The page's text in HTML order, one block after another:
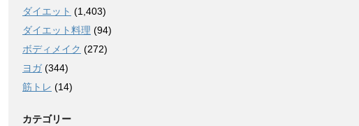
ダイエット (1,403)
ダイエット料理 (94)
ボディメイク (272)
ヨガ(344)
筋トレ (14)
カテゴリー